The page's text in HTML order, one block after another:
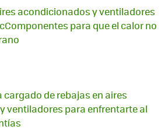
acondicionados y ventiladores
para que el calor no
de rebajas en aires
ventiladores para enfrentarte al